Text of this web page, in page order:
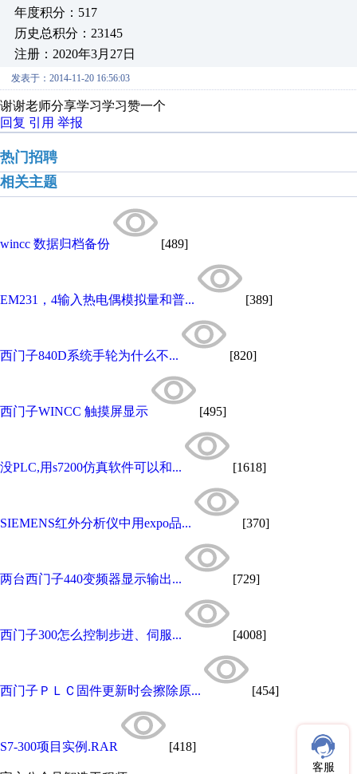
年度积分：517
历史总积分：23145
注册：2020年3月27日
发表于：2014-11-20 16:56:03
谢谢老师分享学习学习赞一个
回复 引用 举报
热门招聘
相关主题
wincc 数据归档备份 [489]
EM231，4输入热电偶模拟量和普... [389]
西门子840D系统手轮为什么不... [820]
西门子WINCC 触摸屏显示 [495]
没PLC,用s7200仿真软件可以和... [1618]
SIEMENS红外分析仪中用expo品... [370]
两台西门子440变频器显示输出... [729]
西门子300怎么控制步进、伺服... [4008]
西门子ＰＬＣ固件更新时会擦除原... [454]
S7-300项目实例.RAR​ [418]
客服